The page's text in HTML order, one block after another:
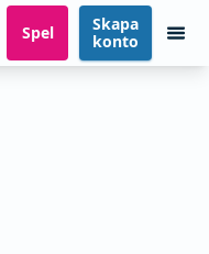
Spel
Skapa
konto